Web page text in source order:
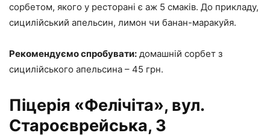
сорбетом, якого у ресторані є аж 5 смаків. До прикладу,
сицилійський апельсин, лимон чи банан-маракуйя.
Рекомендуємо спробувати: домашній сорбет з
сицилійського апельсина – 45 грн.
Піцерія «Фелічіта», вул.
Староєврейська, 3